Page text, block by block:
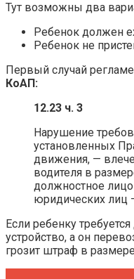
Тут возможны два
Ребенок должен
Ребенок не
Первый случай
КоАП:
12.23 ч. 3
Нарушение
установленных
движения, —
водителя в
должностное
юридических лиц
Если ребенку
устройство, а он
грозит штраф в размере